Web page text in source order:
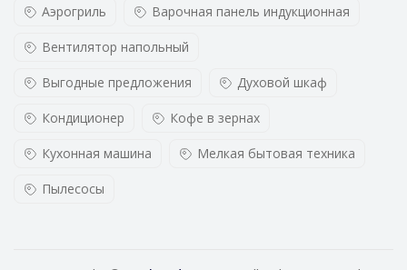
Аэрогриль Варочная панель индукционная
Вентилятор напольный
Выгодные предложения Духовой шкаф
Кондиционер Кофе в зернах
Кухонная машина Мелкая бытовая техника
Пылесосы